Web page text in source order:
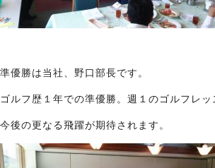
準優勝は当社、野口部長です。
ゴルフ歴１年での準優勝。週１のゴルフレ
今後の更なる飛躍が期待されます。